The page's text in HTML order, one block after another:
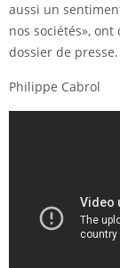
aussi un
nos sociétés»,
dossier de presse.
Philippe Cabrol